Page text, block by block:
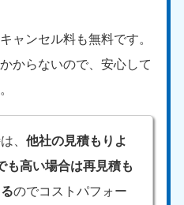
ャンセル料も無料です。
からないので、安心して
、他社の見積もりよ
も高い場合は再見積も
のでコストパフォー